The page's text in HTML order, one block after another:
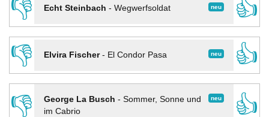
👎
neu
Echt Steinbach - Wegwerfsoldat
👍
👎
neu
Elvira Fischer- El Condor Pasa
👍
👎
neu
George La Busch - Sommer, Sonne und
im Cabrio
👍